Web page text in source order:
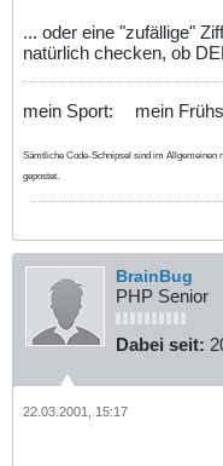
... oder eine "zufällige"
natürlich checken, ob
mein Sport: mein
Sämtliche Code-Schnipsel sind im Allgemeinen
gepostet.
BrainBug
PHP Senior
Dabei seit:
22.03.2001, 15:17